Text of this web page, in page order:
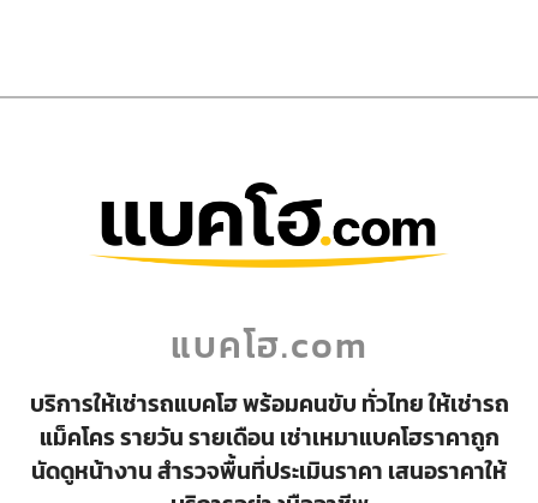
แบคโฮ.com
บริการให้เช่ารถแบคโฮ พร้อมคนขับ ทั่วไทย ให้เช่ารถ
แม็คโคร รายวัน รายเดือน เช่าเหมาแบคโฮราคาถูก
นัดดูหน้างาน สำรวจพื้นที่ประเมินราคา เสนอราคาให้